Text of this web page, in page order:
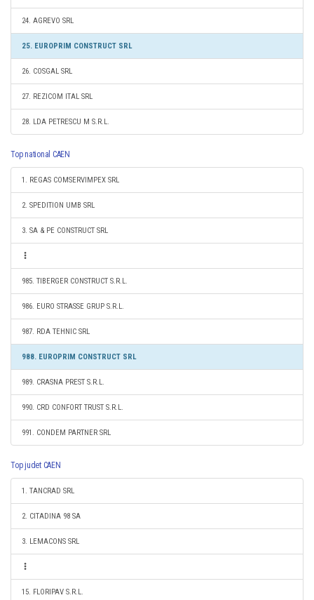
24. AGREVO SRL
25. EUROPRIM CONSTRUCT SRL
26. COSGAL SRL
27. REZICOM ITAL SRL
28. LDA PETRESCU M S.R.L.
Top national CAEN
1. REGAS COMSERVIMPEX SRL
2. SPEDITION UMB SRL
3. SA & PE CONSTRUCT SRL
985. TIBERGER CONSTRUCT S.R.L.
986. EURO STRASSE GRUP S.R.L.
987. RDA TEHNIC SRL
988. EUROPRIM CONSTRUCT SRL
989. CRASNA PREST S.R.L.
990. CRD CONFORT TRUST S.R.L.
991. CONDEM PARTNER SRL
Top judet CAEN
1. TANCRAD SRL
2. CITADINA 98 SA
3. LEMACONS SRL
15. FLORIPAV S.R.L.